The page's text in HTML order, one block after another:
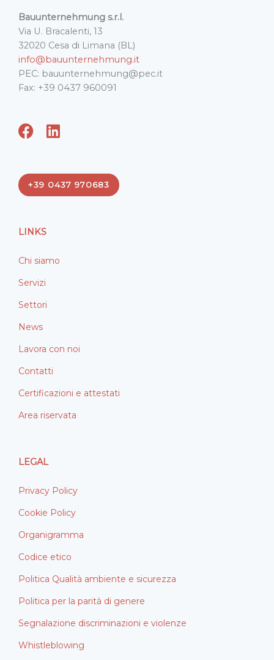
Bauunternehmung s.r.l.
Via U. Bracalenti, 13
32020 Cesa di Limana (BL)
info@bauunternehmung.it
PEC: bauunternehmung@pec.it
Fax: +39 0437 960091
F
e
b
k
L
k
e
+39 0437 970683
LINKS
Chi siamo
Servizi
Settori
News
Lavora con noi
Contatti
Certificazioni e attestati
Area riservata
LEGAL
Privacy Policy
Cookie Policy
Organigramma
Codice etico
Politica Qualità ambiente e sicurezza
Politica per la parità di genere
Segnalazione discriminazioni e violenze
Whistleblowing